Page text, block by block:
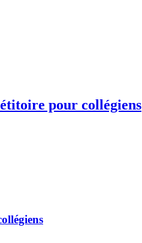
pour collégiens